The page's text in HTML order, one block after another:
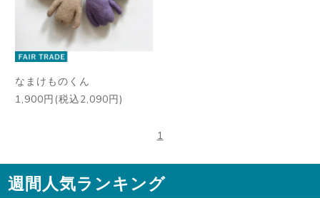
なまけものくん
1,900円(税込2,090円)
1
週間人気ランキング